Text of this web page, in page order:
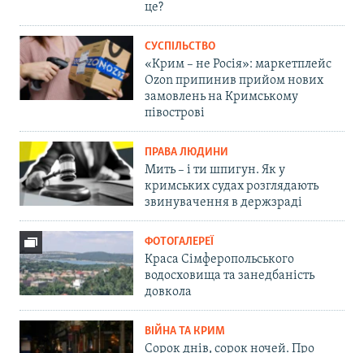
це?
СУСПІЛЬСТВО
«Крим – не Росія»: маркетплейс
Ozon припинив прийом нових
замовлень на Кримському
півострові
ПРАВА ЛЮДИНИ
Мить – і ти шпигун. Як у
кримських судах розглядають
звинувачення в держзраді
ФОТОГАЛЕРЕЇ
Краса Сімферопольського
водосховища та занедбаність
довкола
ВІЙНА ТА КРИМ
Сорок днів, сорок ночей. Про